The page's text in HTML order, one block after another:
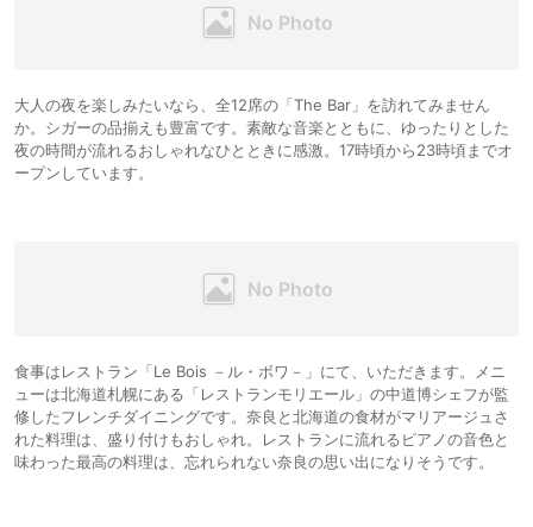
大人の夜を楽しみたいなら、全12席の「The Bar」を訪れてみません
か。シガーの品揃えも豊富です。素敵な音楽とともに、ゆったりとした
夜の時間が流れるおしゃれなひとときに感激。17時頃から23時頃までオ
ープンしています。
食事はレストラン「Le Bois －ル・ボワ－」にて、いただきます。メニ
ューは北海道札幌にある「レストランモリエール」の中道博シェフが監
修したフレンチダイニングです。奈良と北海道の食材がマリアージュさ
れた料理は、盛り付けもおしゃれ。レストランに流れるピアノの音色と
味わった最高の料理は、忘れられない奈良の思い出になりそうです。